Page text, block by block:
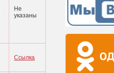
Не
указаны
Ссылка